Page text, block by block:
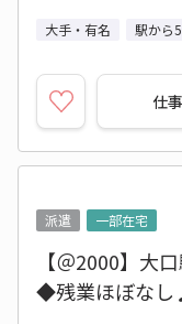
大手・有名 駅から
仕
派遣
一部在宅
【＠2000】大
◆残業ほぼなし